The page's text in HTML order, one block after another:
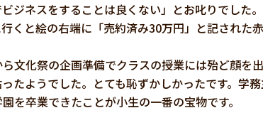
ジネスをすることは良くない」とお叱りでした
くと絵の右端に「売約済み30万円」と記された
文化祭の企画準備でクラスの授業には殆ど顔を
たようでした。とても恥ずかしかったです。学
を卒業できたことが小生の一番の宝物です。